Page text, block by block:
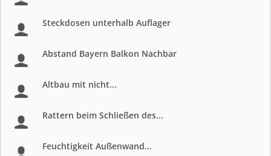
Steckdosen unterhalb Auflager
Abstand Bayern Balkon Nachbar
Altbau mit nicht...
Rattern beim Schließen des...
Feuchtigkeit Außenwand...